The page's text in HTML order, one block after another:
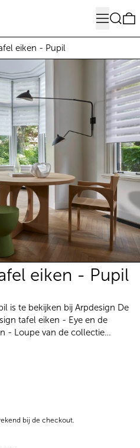
MenuZoeken
eiken - Pupil
eiken - Pupil
is te bekijken bij Arpdesign De
tafel eiken - Eye en de
- Loupe van de collectie…
bij de checkout.